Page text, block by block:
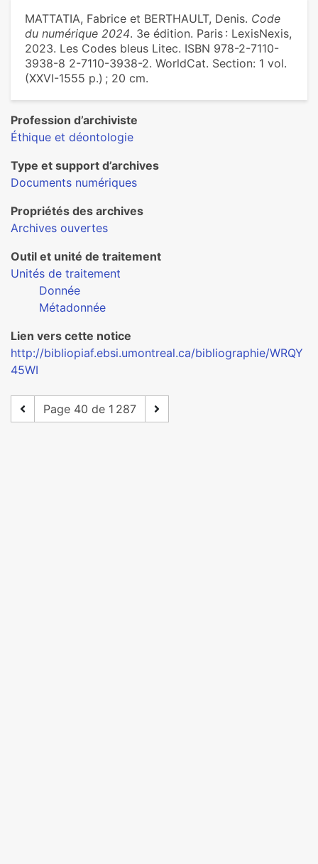
MATTATIA, Fabrice et BERTHAULT, Denis. Code
du numérique 2024. 3e édition. Paris : LexisNexis,
2023. Les Codes bleus Litec. ISBN 978-2-7110-
3938-8 2-7110-3938-2. WorldCat. Section: 1 vol.
(XXVI-1555 p.) ; 20 cm.
Profession d’archiviste
Éthique et déontologie
Type et support d’archives
Documents numériques
Propriétés des archives
Archives ouvertes
Outil et unité de traitement
Unités de traitement
Donnée
Métadonnée
Lien vers cette notice
http://bibliopiaf.ebsi.umontreal.ca/bibliographie/WRQY
45WI
Page 40 de 1 287